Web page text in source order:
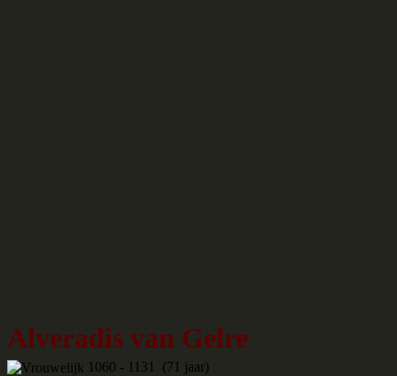
Alveradis van Gelre
1060 - 1131 (71 jaar)